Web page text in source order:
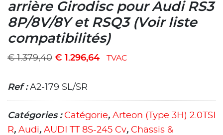
arrière Girodisc pour Audi RS3
8P/8V/8Y et RSQ3 (Voir liste
compatibilités)
€1.379,40 € 1.296,64 TVAC
Ref :A2-179 SL/SR
Catégories : Catégorie, Arteon (Type 3H) 2.0TSI
R, Audi, AUDI TT 8S-245 Cv, Chassis &